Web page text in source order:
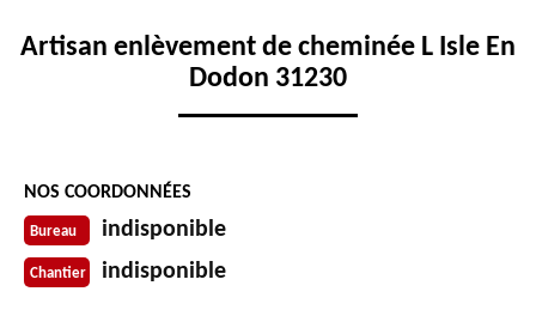
Artisan enlèvement de cheminée L Isle En
Dodon 31230
NOS COORDONNÉES
Bureau indisponible
Chantier indisponible